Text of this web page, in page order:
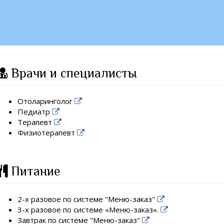
Врачи и специалисты
Отоларинголог
Педиатр
Терапевт
Физиотерапевт
Питание
2-х разовое по системе "Меню-заказ"
3-х разовое по системе «Меню-заказ».
Завтрак по системе "Меню-заказ"